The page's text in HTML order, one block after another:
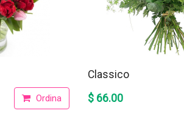
Ordina
Classico
$ 66.00